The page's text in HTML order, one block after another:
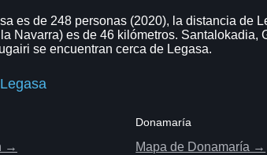
es de 248 personas (2020), la distancia de
Navarra) es de 46 kilómetros.
se encuentran cerca de Legasa.
→
Donamaría
Mapa de Donamaría →